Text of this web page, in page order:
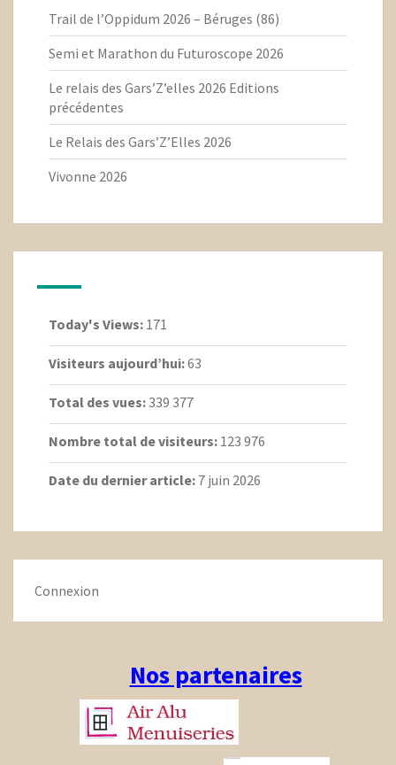
Trail de l’Oppidum 2026 – Béruges (86)
Semi et Marathon du Futuroscope 2026
Le relais des Gars’Z’elles 2026 Editions
précédentes
Le Relais des Gars’Z’Elles 2026
Vivonne 2026
Today's Views: 171
Visiteurs aujourd’hui:63
Total des vues: 339 377
Nombre total de visiteurs: 123 976
Date du dernier article: 7 juin 2026
Connexion
Nos partenaires